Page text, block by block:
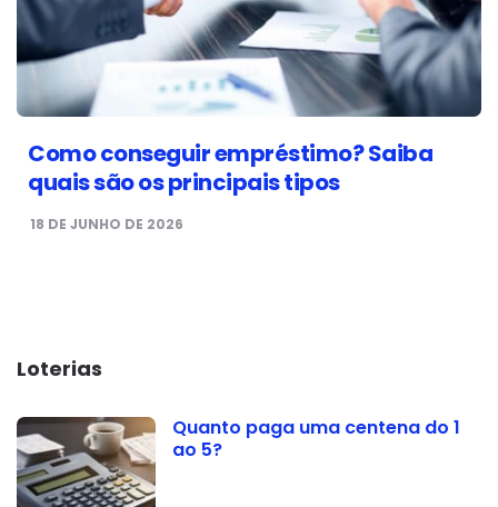
Como conseguir empréstimo? Saiba
quais são os principais tipos
18 DE JUNHO DE 2026
Loterias
Quanto paga uma centena do 1
ao 5?